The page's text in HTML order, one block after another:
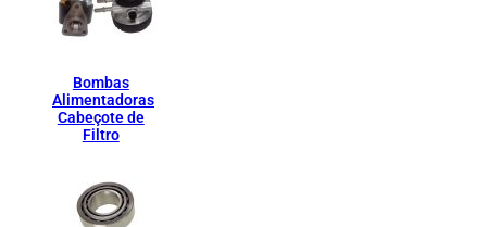
Bombas
Alimentadoras
Cabeçote de
Filtro